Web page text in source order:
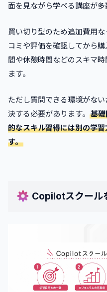
面を見ながら学べる講座が多
買い切り型のため追加費用
コミや評価を確認してから
間や休憩時間などのスキマ
ます。
ただし質問できる環境がな
決する必要があります。 基
的なスキル習得には別の学
す。
Copilotスクール